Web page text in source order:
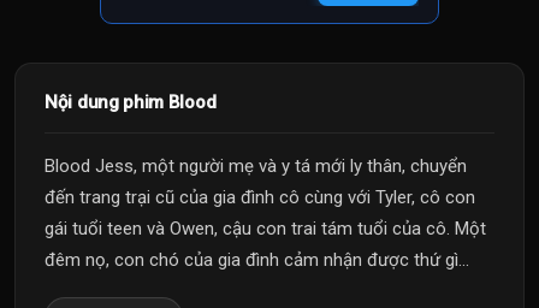
Nội dung phim Blood
Blood Jess, một người mẹ và y tá mới ly thân, chuyển
đến trang trại cũ của gia đình cô cùng với Tyler, cô con
gái tuổi teen và Owen, cậu con trai tám tuổi của cô. Một
đêm nọ, con chó của gia đình cảm nhận được thứ gì...